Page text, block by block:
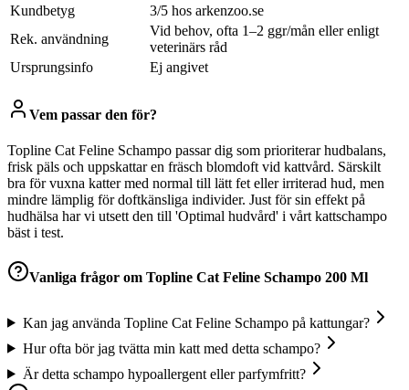
Kundbetyg
3/5 hos arkenzoo.se
Rek. användning
Vid behov, ofta 1–2 ggr/mån eller enligt
veterinärs råd
Ursprungsinfo
Ej angivet
Vem passar den för?
Topline Cat Feline Schampo passar dig som prioriterar hudbalans,
frisk päls och uppskattar en fräsch blomdoft vid kattvård. Särskilt
bra för vuxna katter med normal till lätt fet eller irriterad hud, men
mindre lämplig för doftkänsliga individer. Just för sin effekt på
hudhälsa har vi utsett den till 'Optimal hudvård' i vårt kattschampo
bäst i test.
Vanliga frågor om Topline Cat Feline Schampo 200 Ml
Kan jag använda Topline Cat Feline Schampo på kattungar?
Hur ofta bör jag tvätta min katt med detta schampo?
Är detta schampo hypoallergent eller parfymfritt?